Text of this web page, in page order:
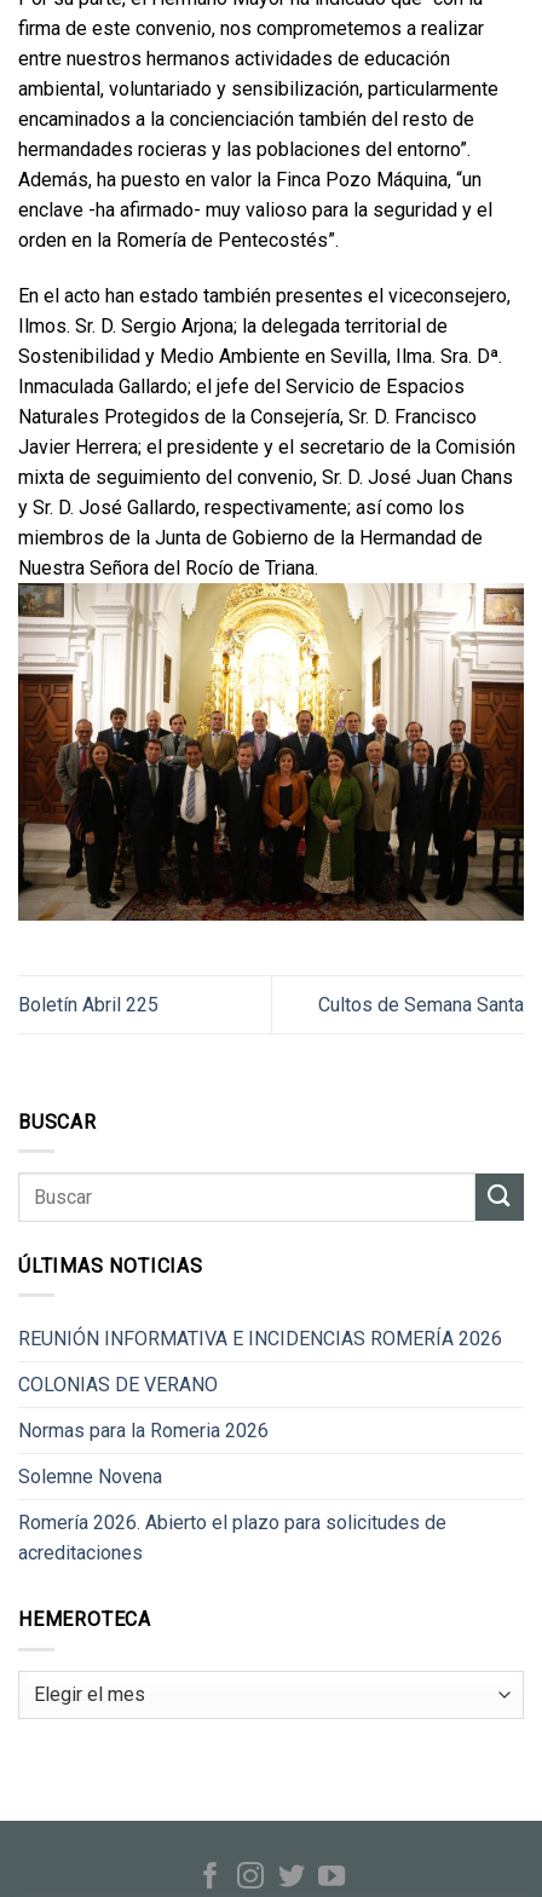
firma de este convenio, nos comprometemos a realizar
entre nuestros hermanos actividades de educación
ambiental, voluntariado y sensibilización, particularmente
encaminados a la concienciación también del resto de
hermandades rocieras y las poblaciones del entorno”.
Además, ha puesto en valor la Finca Pozo Máquina, “un
enclave -ha afirmado- muy valioso para la seguridad y el
orden en la Romería de Pentecostés”.
En el acto han estado también presentes el viceconsejero,
Ilmos. Sr. D. Sergio Arjona; la delegada territorial de
Sostenibilidad y Medio Ambiente en Sevilla, Ilma. Sra. Dª.
Inmaculada Gallardo; el jefe del Servicio de Espacios
Naturales Protegidos de la Consejería, Sr. D. Francisco
Javier Herrera; el presidente y el secretario de la Comisión
mixta de seguimiento del convenio, Sr. D. José Juan Chans
y Sr. D. José Gallardo, respectivamente; así como los
miembros de la Junta de Gobierno de la Hermandad de
Nuestra Señora del Rocío de Triana.
Boletín Abril 225 Cultos de Semana Santa
BUSCAR
ÚLTIMAS NOTICIAS
REUNIÓN INFORMATIVA E INCIDENCIAS ROMERÍA 2026
COLONIAS DE VERANO
Normas para la Romeria 2026
Solemne Novena
Romería 2026. Abierto el plazo para solicitudes de
acreditaciones
HEMEROTECA
Hemeroteca